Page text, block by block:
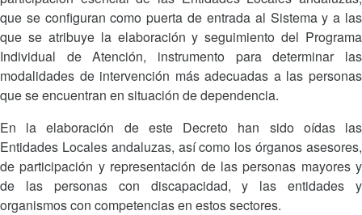
que se configuran como puerta de entrada al Sistema y a las
que se atribuye la elaboración y seguimiento del Programa
Individual de Atención, instrumento para determinar las
modalidades de intervención más adecuadas a las personas
que se encuentran en situación de dependencia.
En la elaboración de este Decreto han sido oídas las
Entidades Locales andaluzas, así como los órganos asesores,
de participación y representación de las personas mayores y
de las personas con discapacidad, y las entidades y
organismos con competencias en estos sectores.